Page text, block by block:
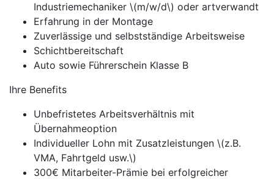
Industriemechaniker \(m/w/d\) oder artverwandt
Erfahrung in der Montage
Zuverlässige und selbstständige Arbeitsweise
Schichtbereitschaft
Auto sowie Führerschein Klasse B
Ihre Benefits
Unbefristetes Arbeitsverhältnis mit
Übernahmeoption
Individueller Lohn mit Zusatzleistungen \(z.B.
VMA, Fahrtgeld usw.\)
300€ Mitarbeiter-Prämie bei erfolgreicher